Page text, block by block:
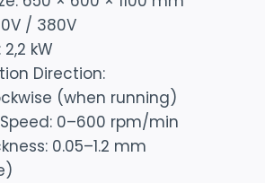
/ 380V
kW
Direction:
(when running)
0–600 rpm/min
0.05–1.2 mm